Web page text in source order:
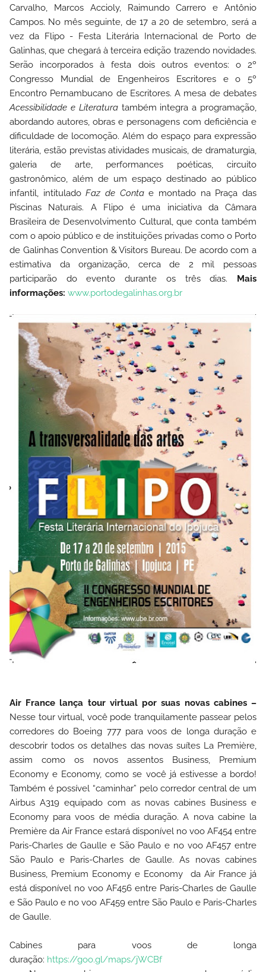
Carvalho, Marcos Accioly, Raimundo Carrero e Antônio
Campos. No mês seguinte, de 17 a 20 de setembro, será a
vez da Flipo - Festa Literária Internacional de Porto de
Galinhas, que chegará à terceira edição trazendo novidades.
Serão incorporados à festa dois outros eventos: o 2º
Congresso Mundial de Engenheiros Escritores e o 5º
Encontro Pernambucano de Escritores. A mesa de debates
Acessibilidade e Literaturatambém integra a programação,
abordando autores, obras e personagens com deficiência e
dificuldade de locomoção. Além do espaço para expressão
literária, estão previstas atividades musicais, de dramaturgia,
galeria de arte, performances poéticas, circuito
gastronômico, além de um espaço destinado ao público
infantil, intituladoFaz de Contae montado na Praça das
Piscinas Naturais.
A Flipo é uma iniciativa da Câmara
Brasileira de Desenvolvimento Cultural, que conta também
com o apoio público e de instituições privadas como o Porto
de Galinhas Convention & Visitors Bureau. De acordo com a
estimativa da organização, cerca de 2 mil pessoas
participarão do evento durante os três dias. Mais
informações: www.portodegalinhas.org.br
Air France lança tour virtual por suas novas cabines –
Nesse tour virtual, você pode tranquilamente passear pelos
corredores do Boeing 777 para voos de longa duração e
descobrir todos os detalhes das novas suítes La Première,
assim como os novos assentos Business, Premium
Economy e Economy, como se você já estivesse a bordo!
Também é possível “caminhar” pelo corredor central de um
Airbus A319 equipado com as novas cabines Business e
Economy para voos de média duração. A nova cabine la
Première da Air France estará disponível no voo AF454 entre
Paris-Charles de Gaulle e São Paulo e no voo AF457 entre
São Paulo e Paris-Charles de Gaulle. As novas cabines
Business, Premium Economy e Economy da Air France já
está disponível no voo AF456 entre Paris-Charles de Gaulle
e São Paulo e no voo AF459 entre São Paulo e Paris-Charles
de Gaulle.
Cabines para voos de longa
duração: https://goo.gl/maps/jWCBf